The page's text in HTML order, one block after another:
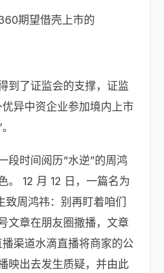
期望借壳上市的
到了证监会的支撑，证监
异中资企业参加境内上市
段时间阅历“水逆”的周鸿
。 12 月 12 日，一篇名为
致周鸿祎：别再盯着咱们
文章在朋友圈撒播，文章
渠道水滴直播将商家的公
映出去发生质疑，并由此